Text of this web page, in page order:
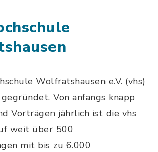
Wolfratshausen e.V. (vhs)
Von anfangs knapp
Vorträgen jährlich ist die vhs
weit über 500
mit bis zu 6.000